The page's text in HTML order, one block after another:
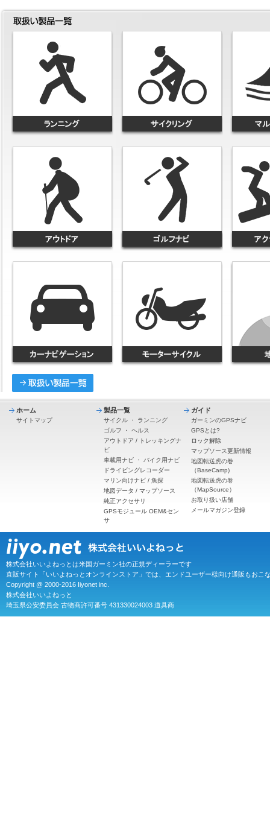
ホーム
サイトマップ
製品一覧
サイクル ・ ランニング
ゴルフ ・ ヘルス
アウトドア / トレッキングナ
ビ
車載用ナビ ・ バイク用ナビ
ドライビングレコーダー
マリン向けナビ / 魚探
地図データ / マップソース
純正アクセサリ
GPSモジュール OEM&セン
サ
ガイド
ガーミンのGPSナビ
GPSとは?
ロック解除
マップソース更新情報
地図転送虎の巻
（BaseCamp)
地図転送虎の巻
（MapSource）
お取り扱い店舗
メールマガジン登録
株式会社いいよねっとは米国ガーミン社の正規ディーラーです
直販サイト「いいよねっとオンラインストア」では、エンドユーザー様向け通販もおこ
Copyright @ 2000-2016 Iiyonet inc.
株式会社いいよねっと
埼玉県公安委員会 古物商許可番号 431330024003 道具商